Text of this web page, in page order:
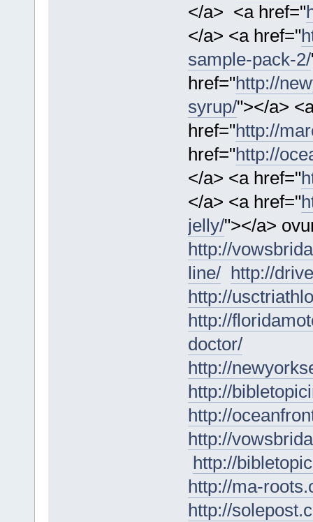
</a> <a href="
</a> <a href="
sample-pack-2/
href="http://
syrup/"></a>
href="http://
href="http://
</a> <a href="
</a> <a href="
jelly/"></a>
http://
line/ http://
http://
http://
doctor/
http://
http://
http://
http://
http://
http://ma-
http://